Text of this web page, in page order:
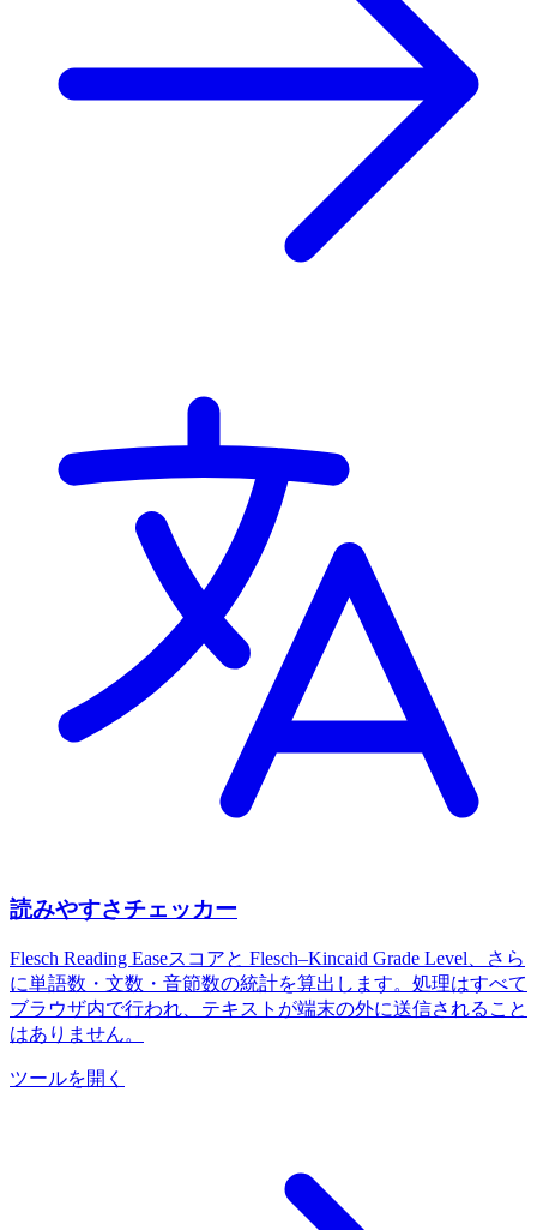
読みやすさチェッカー
Flesch Reading Easeスコアと Flesch–Kincaid Grade Level、さら
に単語数・文数・音節数の統計を算出します。処理はすべて
ブラウザ内で行われ、テキストが端末の外に送信されること
はありません。
ツールを開く